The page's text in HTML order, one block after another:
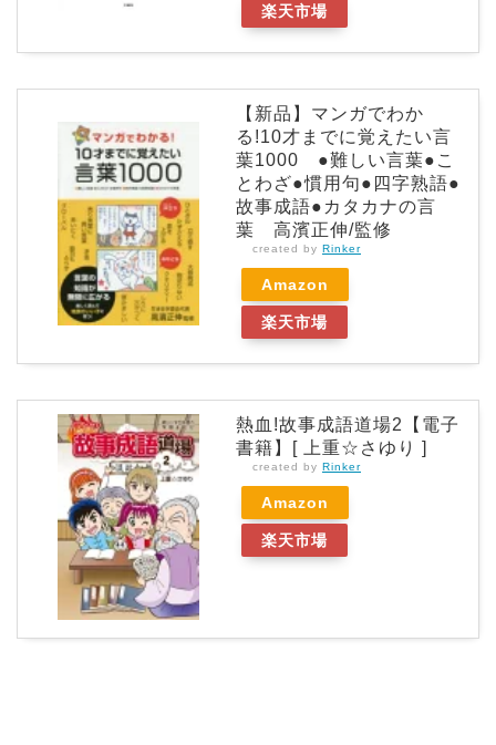
楽天市場
【新品】マンガでわか
る!10才までに覚えたい言
葉1000 ●難しい言葉●こ
とわざ●慣用句●四字熟語●
故事成語●カタカナの言
葉 高濱正伸/監修
created by Rinker
Amazon
楽天市場
熱血!故事成語道場2【電子
書籍】[ 上重☆さゆり ]
created by Rinker
Amazon
楽天市場